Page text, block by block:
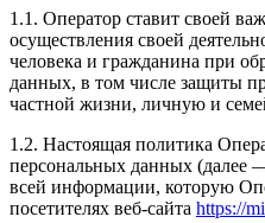
1.1. Оператор ставит своей
осуществления своей
человека и гражданина при
данных, в том числе защиты
частной жизни, личную и
1.2. Настоящая политика
персональных данных (далее
всей информации, которую
посетителях веб-сайта https://